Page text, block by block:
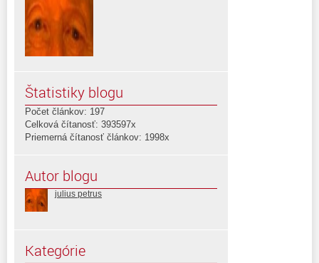
Štatistiky blogu
Počet článkov: 197
Celková čítanosť: 393597x
Priemerná čítanosť článkov: 1998x
Autor blogu
julius petrus
Kategórie